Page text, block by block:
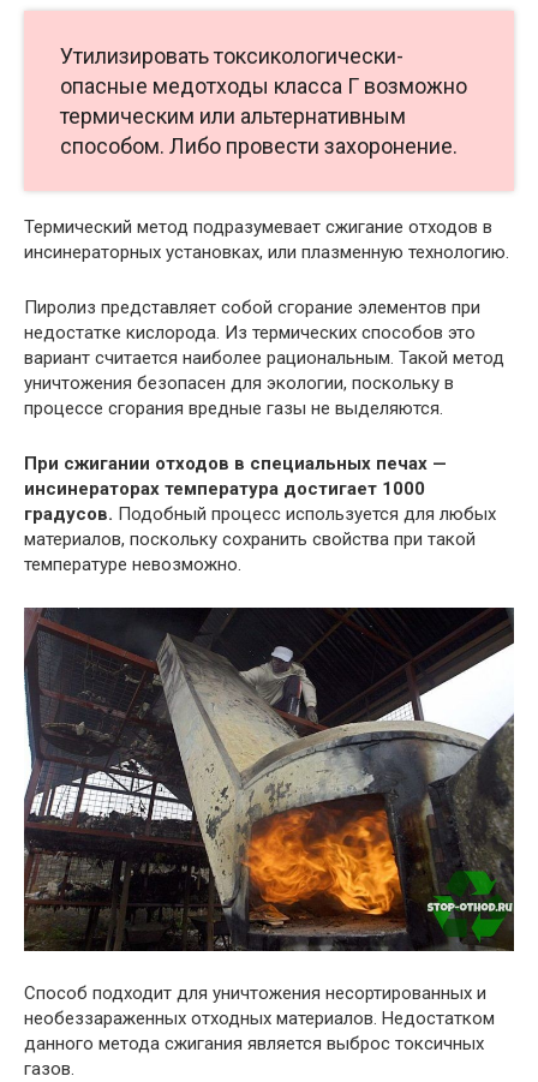
Утилизировать токсикологически-
опасные медотходы класса Г возможно
термическим или альтернативным
способом. Либо провести захоронение.
Термический метод подразумевает сжигание отходов в
инсинераторных установках, или плазменную технологию.
Пиролиз представляет собой сгорание элементов при
недостатке кислорода. Из термических способов это
вариант считается наиболее рациональным. Такой метод
уничтожения безопасен для экологии, поскольку в
процессе сгорания вредные газы не выделяются.
При сжигании отходов в специальных печах —
инсинераторах температура достигает 1000
градусов. Подобный процесс используется для любых
материалов, поскольку сохранить свойства при такой
температуре невозможно.
Способ подходит для уничтожения несортированных и
необеззараженных отходных материалов. Недостатком
данного метода сжигания является выброс токсичных
газов.